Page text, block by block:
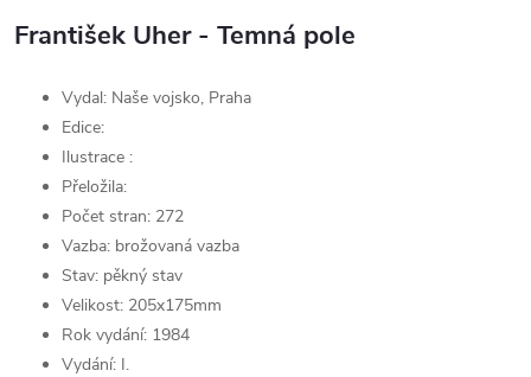
František Uher - Temná pole
Vydal: Naše vojsko, Praha
Edice:
Ilustrace :
Přeložila:
Počet stran: 272
Vazba: brožovaná vazba
Stav: pěkný stav
Velikost: 205x175mm
Rok vydání: 1984
Vydání: I.